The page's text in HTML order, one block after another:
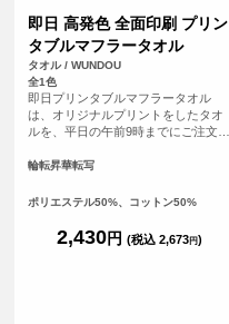
即日 高発色 全面印刷 プリン
タブルマフラータオル
タオル / WUNDOU
全1色
即日プリンタブルマフラータオル
は、オリジナルプリントをしたタオ
ルを、平日の午前9時までにご注文
超短納期サービスです！急なイベン
ど、時間がない時に便利！<br> 昇華
フルカラー印刷が可能。ロゴや文字
はもちろん、写真やグラデーション
輪転昇華転写
ポリエステル50%、コットン50%
2,430円 (税込 2,673円)